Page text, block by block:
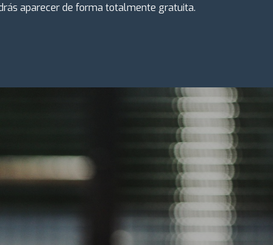
aparecer de forma totalmente gratuita.